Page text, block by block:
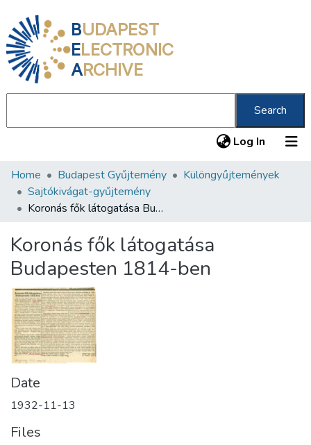
BUDAPEST
ELECTRONIC
ARCHIVE
Search
Log In (current)
Communities & Collections
All of DSpace
About us
Home Budapest Gyűjtemény
Különgyűjtemények
Sajtókivágat-gyűjtemény
Koronás fők látogatása Budapesten 1814-ben
Koronás fők látogatása
Budapesten 1814-ben
Date
1932-11-13
Files